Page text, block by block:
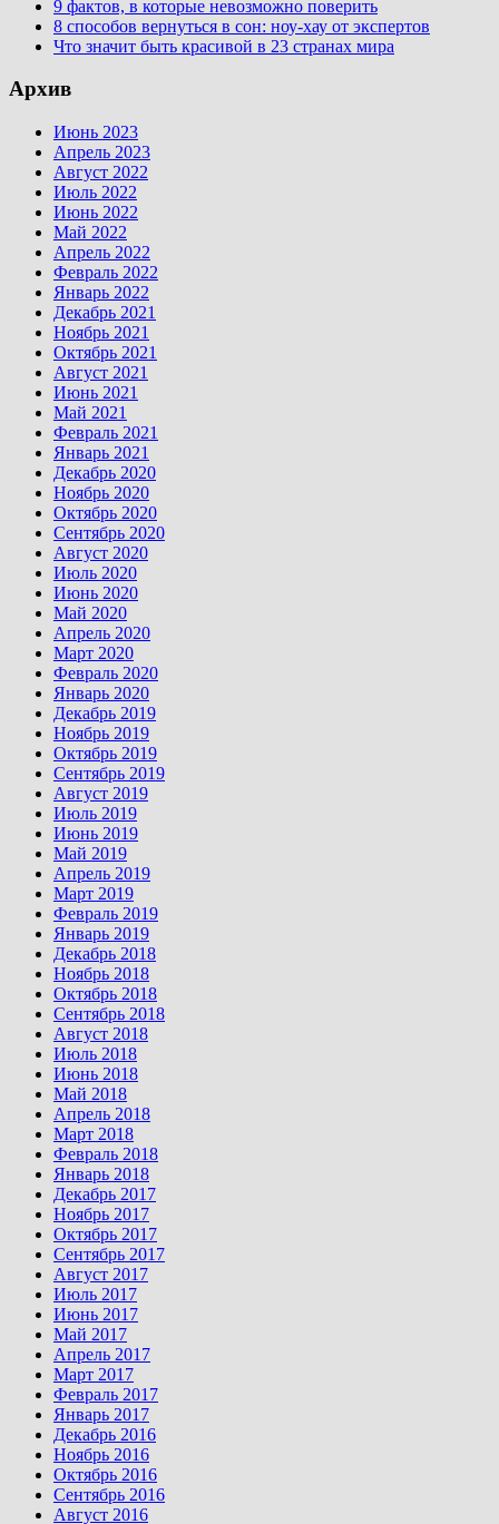
9 фактов, в которые невозможно поверить
8 способов вернуться в сон: ноу-хау от экспертов
Что значит быть красивой в 23 странах мира
Архив
Июнь 2023
Апрель 2023
Август 2022
Июль 2022
Июнь 2022
Май 2022
Апрель 2022
Февраль 2022
Январь 2022
Декабрь 2021
Ноябрь 2021
Октябрь 2021
Август 2021
Июнь 2021
Май 2021
Февраль 2021
Январь 2021
Декабрь 2020
Ноябрь 2020
Октябрь 2020
Сентябрь 2020
Август 2020
Июль 2020
Июнь 2020
Май 2020
Апрель 2020
Март 2020
Февраль 2020
Январь 2020
Декабрь 2019
Ноябрь 2019
Октябрь 2019
Сентябрь 2019
Август 2019
Июль 2019
Июнь 2019
Май 2019
Апрель 2019
Март 2019
Февраль 2019
Январь 2019
Декабрь 2018
Ноябрь 2018
Октябрь 2018
Сентябрь 2018
Август 2018
Июль 2018
Июнь 2018
Май 2018
Апрель 2018
Март 2018
Февраль 2018
Январь 2018
Декабрь 2017
Ноябрь 2017
Октябрь 2017
Сентябрь 2017
Август 2017
Июль 2017
Июнь 2017
Май 2017
Апрель 2017
Март 2017
Февраль 2017
Январь 2017
Декабрь 2016
Ноябрь 2016
Октябрь 2016
Сентябрь 2016
Август 2016